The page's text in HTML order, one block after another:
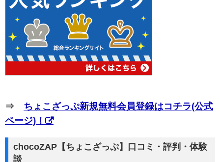
⇒ ちょこざっぷ新規無料会員登録はコチラ(公式
ページ)！
chocoZAP【ちょこざっぷ】口コミ・評判・体験
談